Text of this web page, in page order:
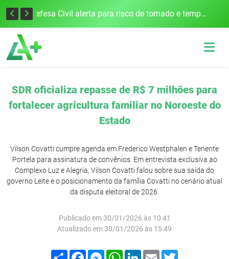
Justiça Eleitoral intensifica preparativos e faz alertas para as Eleições 2026 na 94ª Zona Eleitoral Defesa Civil alerta para risco de tornado e tempestades severas no RS entre esta quinta e sexta-feira
SDR oficializa repasse de R$ 7 milhões para
fortalecer agricultura familiar no Noroeste do
Estado
Vilson Covatti cumpre agenda em Frederico Westphalen e Tenente
Portela para assinatura de convênios. Em entrevista exclusiva ao
Complexo Luz e Alegria, Vilson Covatti falou sobre sua saída do
governo Leite e o posicionamento da família Covatti no cenário atual
da disputa eleitoral de 2026.
Publicado em 30/01/2026 às 10:41
Atualizado em 30/01/2026 às 15:49
Compartilhar
FacebookMessenger
WhatsApp
LinkedIn
Email